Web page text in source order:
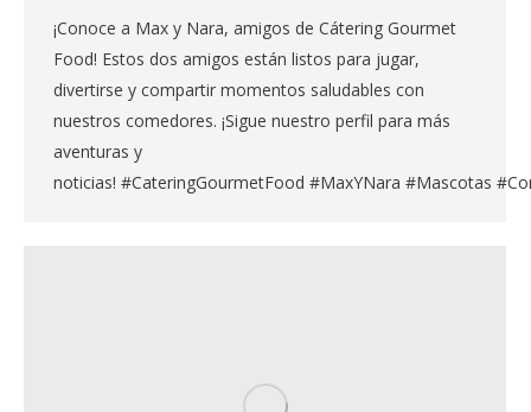
¡Conoce a Max y Nara, amigos de Cátering Gourmet
Food! Estos dos amigos están listos para jugar,
divertirse y compartir momentos saludables con
nuestros comedores. ¡Sigue nuestro perfil para más
aventuras y
noticias! #CateringGourmetFood #MaxYNara #Mascotas